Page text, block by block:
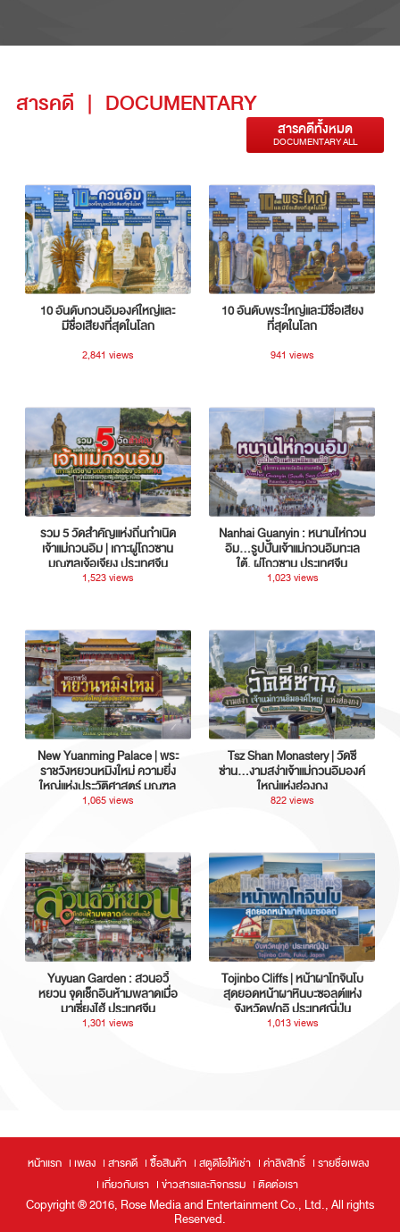
สารคดี | DOCUMENTARY
สารคดีทั้งหมด
DOCUMENTARY ALL
10 อันดับกวนอิมองค์ใหญ่และ
มีชื่อเสียงที่สุดในโลก
2,841 views
10 อันดับพระใหญ่และมีชื่อเสียง
ที่สุดในโลก
941 views
รวม 5 วัดสำคัญแห่งถิ่นกำเนิด
เจ้าแม่กวนอิม | เกาะผู่โถวซาน
มณฑลเจ้อเจียง ประเทศจีน
1,523 views
Nanhai Guanyin : หนานไห่กวน
อิม...รูปปั้นเจ้าแม่กวนอิมทะเล
ใต้, ผู่โถวซาน ประเทศจีน
1,023 views
New Yuanming Palace | พระ
ราชวังหยวนหมิงใหม่ ความยิ่ง
ใหญ่แห่งประวัติศาสตร์ มณฑล
กวางตุ้ง ประเทศจีน
1,065 views
Tsz Shan Monastery | วัดซี
ซ่าน…งามสง่าเจ้าแม่กวนอิมองค์
ใหญ่แห่งฮ่องกง
822 views
Yuyuan Garden : สวนอวี้
หยวน จุดเช็กอินห้ามพลาดเมื่อ
มาเซี่ยงไฮ้ ประเทศจีน
1,301 views
Tojinbo Cliffs | หน้าผาโทจินโบ
สุดยอดหน้าผาหินบะซอลต์แห่ง
จังหวัดฟุกุอิ ประเทศญี่ปุ่น
1,013 views
หน้าแรก เพลง สารคดี ซื้อสินค้า สตูดิโอให้เช่า ค่าลิขสิทธิ์
รายชื่อเพลง
เกี่ยวกับเรา
ข่าวสารและกิจกรรม ติดต่อเรา
Copyright ® 2016, Rose Media and Entertainment Co., Ltd., All rights
Reserved.